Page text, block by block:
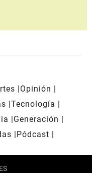
Opinión
Tecnología
Generación
Pódcast